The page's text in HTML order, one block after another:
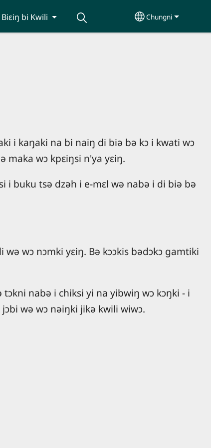
Biɛiŋ bi Kwili Select your
Chungni
i kaŋaki na bi naiŋ di biə bə kɔ i kwati wɔ
maka wɔ kpɛiŋsi n'ya yɛiŋ.
i buku tsə dzəh i e-mɛl wə nabə i di biə bə
wɔ nɔmki yɛiŋ. Bə kɔɔkis bədɔkɔ gamtiki
nabə i chiksi yi na yibwiŋ wɔ kɔŋki - i
wə wɔ nəiŋki jikə kwili wiwɔ.